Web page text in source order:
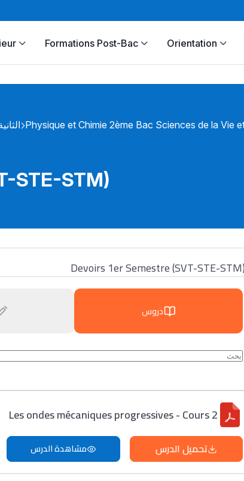
Formations Post-Bac Orientation
Physique et Chimie 2ème Bac Sciences de la Vie
STE-STM)
Devoirs 1er Semestre (SVT-STE-STM)
دروس
Les ondes mécaniques progressives - Cours 2
تحميل الدرس مشاهدة الدرس